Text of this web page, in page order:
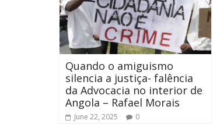
Quando o amiguismo
silencia a justiça- falência
da Advocacia no interior de
Angola – Rafael Morais
June 22, 2025 0